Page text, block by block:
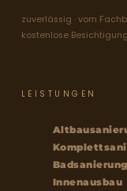
zuverlässig · vom
kostenlose Besichtigung
LEISTUNGEN
Badsanierung
Innenausbau